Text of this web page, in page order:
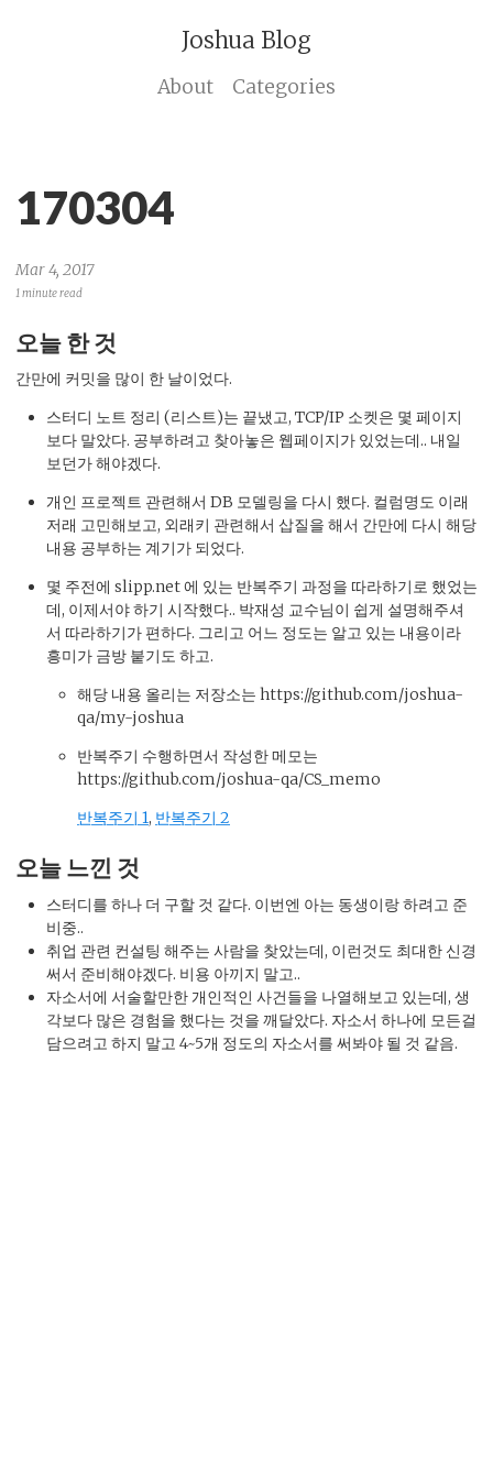
Joshua Blog
About Categories
170304
Mar 4, 2017
1 minute read
오늘 한 것
간만에 커밋을 많이 한 날이었다.
스터디 노트 정리 (리스트)는 끝냈고, TCP/IP 소켓은 몇 페이지
보다 말았다. 공부하려고 찾아놓은 웹페이지가 있었는데.. 내일
보던가 해야겠다.
개인 프로젝트 관련해서 DB 모델링을 다시 했다. 컬럼명도 이래
저래 고민해보고, 외래키 관련해서 삽질을 해서 간만에 다시 해당
내용 공부하는 계기가 되었다.
몇 주전에 slipp.net 에 있는 반복주기 과정을 따라하기로 했었는
데, 이제서야 하기 시작했다.. 박재성 교수님이 쉽게 설명해주셔
서 따라하기가 편하다. 그리고 어느 정도는 알고 있는 내용이라
흥미가 금방 붙기도 하고.
해당 내용 올리는 저장소는 https://github.com/joshua-
qa/my-joshua
반복주기 수행하면서 작성한 메모는
https://github.com/joshua-qa/CS_memo
반복주기 1, 반복주기 2
오늘 느낀 것
스터디를 하나 더 구할 것 같다. 이번엔 아는 동생이랑 하려고 준
비중..
취업 관련 컨설팅 해주는 사람을 찾았는데, 이런것도 최대한 신경
써서 준비해야겠다. 비용 아끼지 말고..
자소서에 서술할만한 개인적인 사건들을 나열해보고 있는데, 생
각보다 많은 경험을 했다는 것을 깨달았다. 자소서 하나에 모든걸
담으려고 하지 말고 4~5개 정도의 자소서를 써봐야 될 것 같음.